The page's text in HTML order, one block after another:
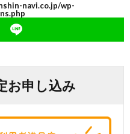
navi.co.jp/wp-
お申し込み